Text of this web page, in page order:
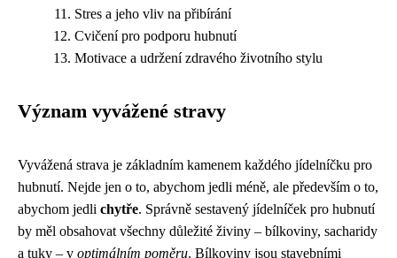
Stres a jeho vliv na přibírání
Cvičení pro podporu hubnutí
Motivace a udržení zdravého životního stylu
Význam vyvážené stravy
Vyvážená strava je základním kamenem každého jídelníčku pro
hubnutí. Nejde jen o to, abychom jedli méně, ale především o to,
abychom jedli chytře. Správně sestavený jídelníček pro hubnutí
by měl obsahovat všechny důležité živiny – bílkoviny, sacharidy
a tuky – v optimálním poměru. Bílkoviny jsou stavebními